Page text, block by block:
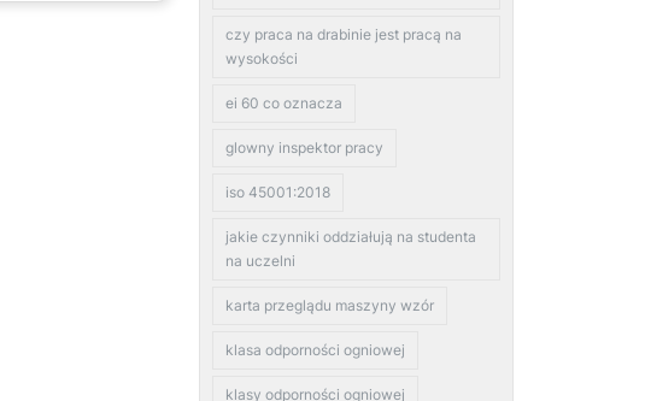
czy praca na drabinie jest pracą na
wysokości
ei 60 co oznacza
glowny inspektor pracy
iso 45001:2018
jakie czynniki oddziałują na studenta
na uczelni
karta przeglądu maszyny wzór
klasa odporności ogniowej
klasy odporności ogniowej